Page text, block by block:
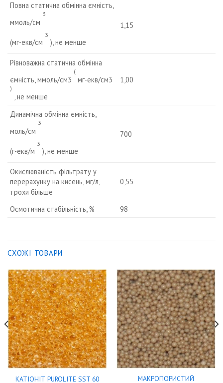
Повна статична обмінна ємність,
ммоль/см
3
(мг-екв/см
3
), не менше
1,15
Рівноважна статична обмінна
ємність, ммоль/см3
(
мг-екв/см3
)
, не менше
1,00
Динамічна обмінна ємність,
моль/см
3
(г-екв/м
3
), не менше
700
Окислюваність фільтрату у
перерахунку на кисень, мг/л,
трохи більше
0,55
Осмотична стабільність, % 98
СХОЖІ ТОВАРИ
КАТІОНІТ PUROLITE SST 60
МАКРОПОРИСТИЙ